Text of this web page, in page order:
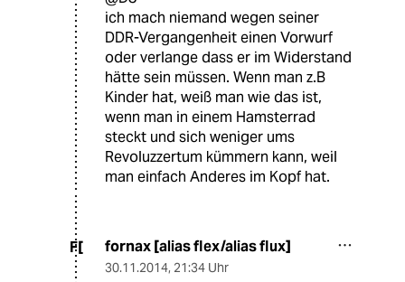
ich mach niemand wegen seiner
DDR-Vergangenheit einen Vorwurf
oder verlange dass er im Widerstand
hätte sein müssen. Wenn man z.B
Kinder hat, weiß man wie das ist,
wenn man in einem Hamsterrad
steckt und sich weniger ums
Revoluzzertum kümmern kann, weil
man einfach Anderes im Kopf hat.
F[ fornax [alias flex/alias flux]
30.11.2014, 21:34 Uhr